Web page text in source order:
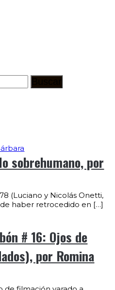
sobrehumano, por
(Luciano y Nicolás Onetti,
haber retrocedido en […]
# 16: Ojos de
por Romina